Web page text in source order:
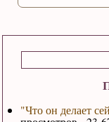
"Что он делает